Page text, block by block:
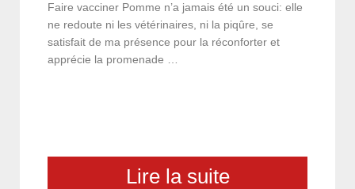
Faire vacciner Pomme n’a jamais été un souci: elle
ne redoute ni les vétérinaires, ni la piqûre, se
satisfait de ma présence pour la réconforter et
apprécie la promenade …
Lire la suite